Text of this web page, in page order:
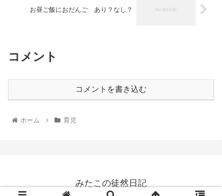
お昼ご飯におだんご あり？なし？
コメント
コメントを書き込む
ホーム 育児
みたこの徒然日記